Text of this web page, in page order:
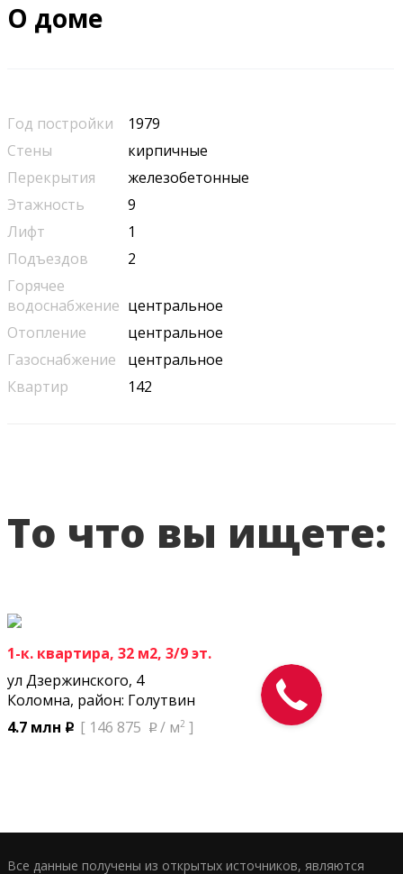
О доме
Год постройки
1979
Стены
кирпичные
Перекрытия
железобетонные
Этажность
9
Лифт
1
Подъездов
2
Горячее
водоснабжение центральное
Отопление
центральное
Газоснабжение
центральное
Квартир
142
То что вы ищете:
1-к. квартира, 32 м2, 3/9 эт.
ул Дзержинского, 4
Коломна, район: Голутвин
4.7 млн p [ 146 875 p / м2 ]
Все данные получены из открытых источников, являются